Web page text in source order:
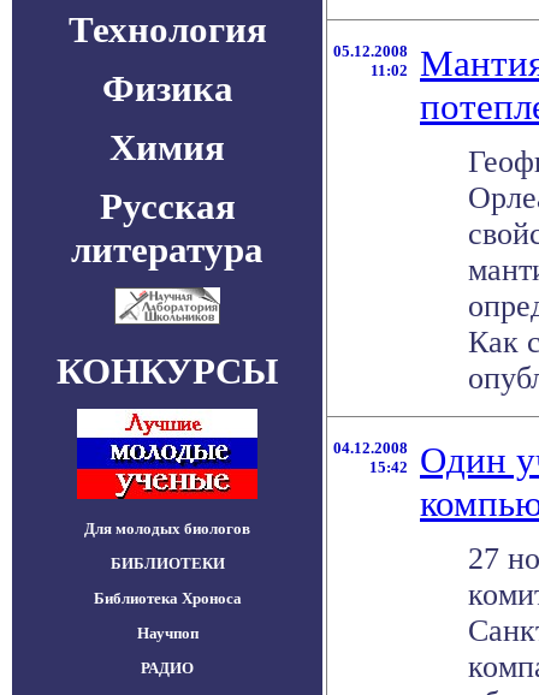
Технология
Физика
Химия
Русская
литература
КОНКУРСЫ
Для молодых биологов
БИБЛИОТЕКИ
Библиотека Хроноса
Научпоп
РАДИО
05.12.2008
11:02
Как
04.12.2008
15:42
Один
27